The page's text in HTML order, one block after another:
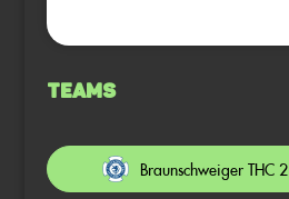
Teams
Braunschweiger THC 2